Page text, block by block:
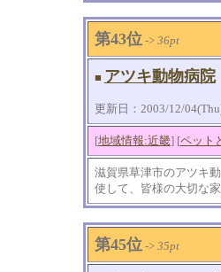
第43位-> 36pt
■ アツキ動物病院
更新日：2003/12/
[地域情報:近畿] [ペット
滋賀県草津市のアツキ
使して、皆様の大切な
第45位-> 35pt